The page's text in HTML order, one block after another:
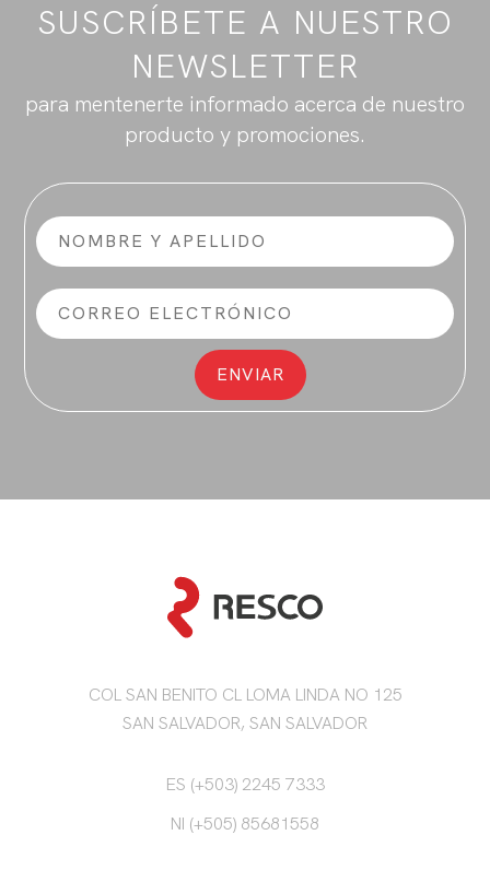
SUSCRÍBETE A NUESTRO
NEWSLETTER
para mentenerte informado acerca de nuestro
producto y promociones.
COL SAN BENITO CL LOMA LINDA NO 125
SAN SALVADOR, SAN SALVADOR
ES (+503) 2245 7333
NI (+505) 85681558